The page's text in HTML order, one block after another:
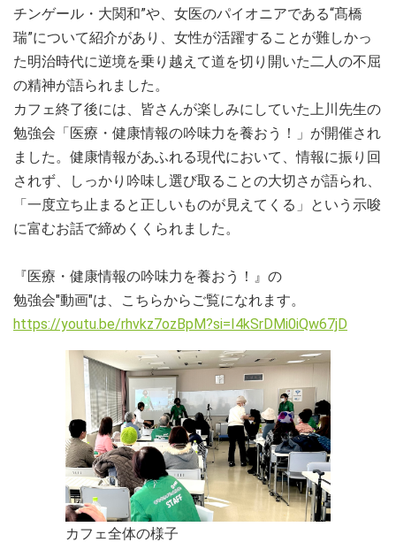
チンゲール・大関和”や、女医のパイオニアである“髙橋
瑞”について紹介があり、女性が活躍することが難しかっ
た明治時代に逆境を乗り越えて道を切り開いた二人の不屈
の精神が語られました。
カフェ終了後には、皆さんが楽しみにしていた上川先生の
勉強会「医療・健康情報の吟味力を養おう！」が開催され
ました。健康情報があふれる現代において、情報に振り回
されず、しっかり吟味し選び取ることの大切さが語られ、
「一度立ち止まると正しいものが見えてくる」という示唆
に富むお話で締めくくられました。
『医療・健康情報の吟味力を養おう！』の
勉強会"動画"は、こちらからご覧になれます。
https://youtu.be/rhvkz7ozBpM?si=I4kSrDMi0iQw67jD
カフェ全体の様子